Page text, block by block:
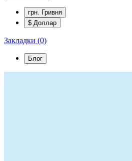
грн. Гривня
$ Доллар
Закладки (0)
Блог